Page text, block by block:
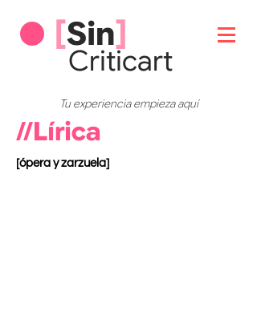
[Sin]
Criticart
Tu experiencia empieza aquí
//Lírica
[ópera y zarzuela]